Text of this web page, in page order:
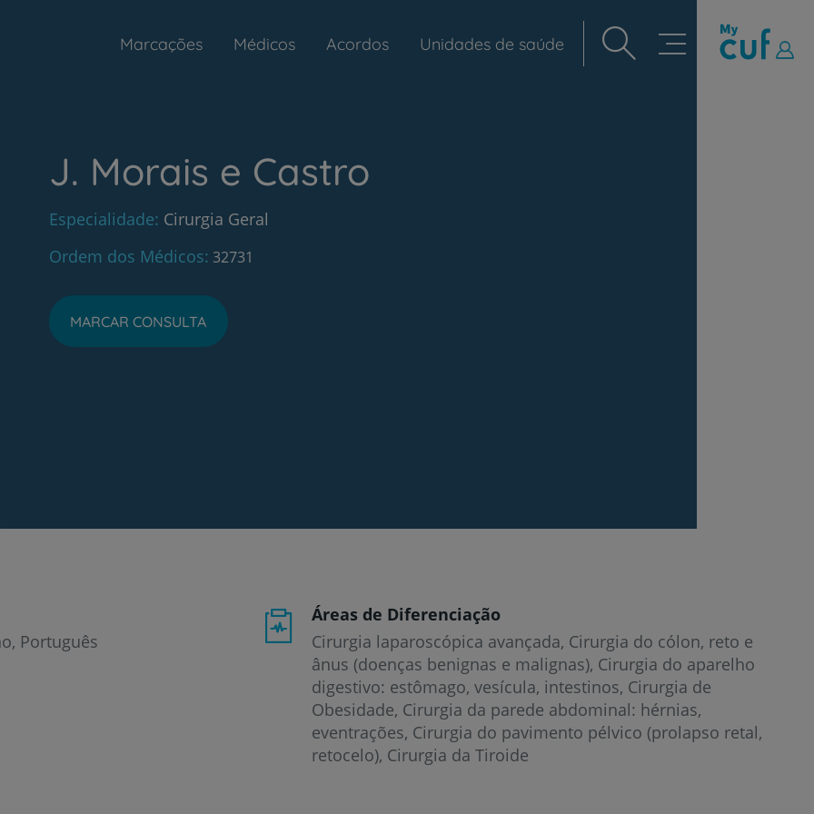
Navegação
Marcações Médicos Acordos Unidades de saúde
J. Morais e Castro
Especialidade Cirurgia Geral
Ordem dos Médicos 32731
MARCAR CONSULTA
Português
Áreas de Diferenciação
Cirurgia laparoscópica avançada, Cirurgia do cólon, reto e
ânus (doenças benignas e malignas), Cirurgia do aparelho
digestivo: estômago, vesícula, intestinos, Cirurgia de
Obesidade, Cirurgia da parede abdominal: hérnias,
eventrações, Cirurgia do pavimento pélvico (prolapso retal,
retocelo), Cirurgia da Tiroide